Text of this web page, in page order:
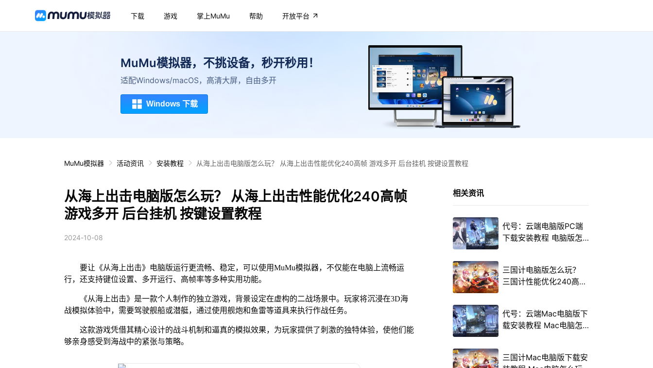
下载 游戏 掌上MuMu 帮助 开放平台
MuMu模拟器，不挑设备，秒开秒用！
适配Windows/macOS，高清大屏，自由多开
Windows 下载
MuMu模拟器 活动资讯 安装教程 从海上出击电脑版怎么玩？ 从海上出击性能优化240高帧 游戏多开 后台挂机 按键设置教程
从海上出击电脑版怎么玩？ 从海上出击性能优化240高帧
游戏多开 后台挂机 按键设置教程
2024-10-08
要让《从海上出击》电脑版运行更流畅、稳定，可以使用MuMu模拟器，不仅能在电脑上流畅运
行，还支持键位设置、多开运行、高帧率等多种实用功能。
《从海上出击》是一款个人制作的独立游戏，背景设定在虚构的二战场景中。玩家将沉浸在3D海
战模拟体验中，需要驾驶舰船或潜艇，通过使用舰炮和鱼雷等道具来执行作战任务。
这款游戏凭借其精心设计的战斗机制和逼真的模拟效果，为玩家提供了刺激的独特体验，使他们能
够亲身感受到海战中的紧张与策略。
相关资讯
代号：云端电脑版PC端
下载安装教程 电脑版怎
三国计电脑版怎么玩？
三国计性能优化240高帧
代号：云端Mac电脑版下
载安装教程 Mac电脑怎
三国计Mac电脑版下载安